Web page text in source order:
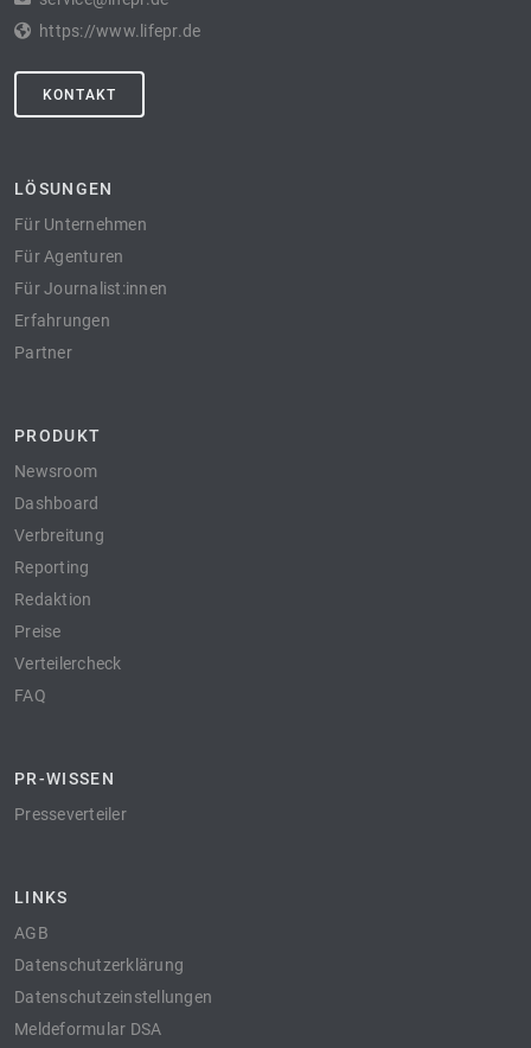
https://www.lifepr.de
KONTAKT
LÖSUNGEN
Für Unternehmen
Für Agenturen
Für Journalist:innen
Erfahrungen
Partner
PRODUKT
Newsroom
Dashboard
Verbreitung
Reporting
Redaktion
Preise
Verteilercheck
FAQ
PR-WISSEN
Presseverteiler
LINKS
AGB
Datenschutzerklärung
Datenschutzeinstellungen
Meldeformular DSA